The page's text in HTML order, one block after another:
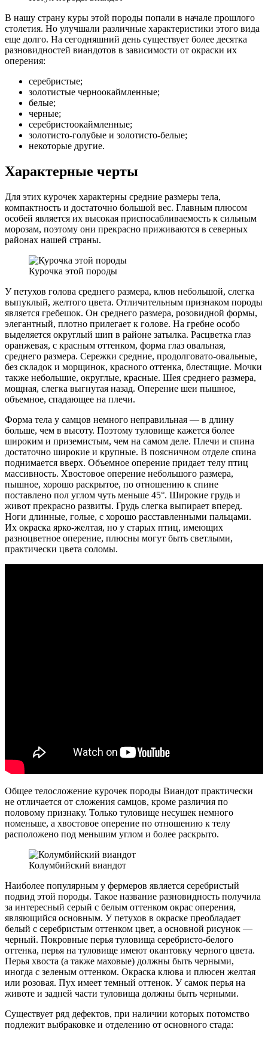
В нашу страну куры этой породы попали в начале прошлого
столетия. Но улучшали различные характеристики этого вида
еще долго. На сегодняшний день существует более десятка
разновидностей виандотов в зависимости от окраски их
оперения:
серебристые;
золотистые черноокаймленные;
белые;
черные;
серебристоокаймленные;
золотисто-голубые и золотисто-белые;
некоторые другие.
Характерные черты
Для этих курочек характерны средние размеры тела,
компактность и достаточно большой вес. Главным плюсом
особей является их высокая приспосабливаемость к сильным
морозам, поэтому они прекрасно приживаются в северных
районах нашей страны.
Курочка этой породы
У петухов голова среднего размера, клюв небольшой, слегка
выпуклый, желтого цвета. Отличительным признаком породы
является гребешок. Он среднего размера, розовидной формы,
элегантный, плотно прилегает к голове. На гребне особо
выделяется округлый шип в районе затылка. Расцветка глаз
оранжевая, с красным оттенком, форма глаз овальная,
среднего размера. Сережки средние, продолговато-овальные,
без складок и морщинок, красного оттенка, блестящие. Мочки
также небольшие, округлые, красные. Шея среднего размера,
мощная, слегка выгнутая назад. Оперение шеи пышное,
объемное, спадающее на плечи.
Форма тела у самцов немного неправильная — в длину
больше, чем в высоту. Поэтому туловище кажется более
широким и приземистым, чем на самом деле. Плечи и спина
достаточно широкие и крупные. В поясничном отделе спина
поднимается вверх. Объемное оперение придает телу птиц
массивность. Хвостовое оперение небольшого размера,
пышное, хорошо раскрытое, по отношению к спине
поставлено пол углом чуть меньше 45°. Широкие грудь и
живот прекрасно развиты. Грудь слегка выпирает вперед.
Ноги длинные, голые, с хорошо расставленными пальцами.
Их окраска ярко-желтая, но у старых птиц, имеющих
разноцветное оперение, плюсны могут быть светлыми,
практически цвета соломы.
Общее телосложение курочек породы Виандот практически
не отличается от сложения самцов, кроме различия по
половому признаку. Только туловище несушек немного
поменьше, а хвостовое оперение по отношению к телу
расположено под меньшим углом и более раскрыто.
Колумбийский виандот
Наиболее популярным у фермеров является серебристый
подвид этой породы. Такое название разновидность получила
за интересный серый с белым оттенком окрас оперения,
являющийся основным. У петухов в окраске преобладает
белый с серебристым оттенком цвет, а основной рисунок —
черный. Покровные перья туловища серебристо-белого
оттенка, перья на туловище имеют окантовку черного цвета.
Перья хвоста (а также маховые) должны быть черными,
иногда с зеленым оттенком. Окраска клюва и плюсен желтая
или розовая. Пух имеет темный оттенок. У самок перья на
животе и задней части туловища должны быть черными.
Существует ряд дефектов, при наличии которых потомство
подлежит выбраковке и отделению от основного стада: